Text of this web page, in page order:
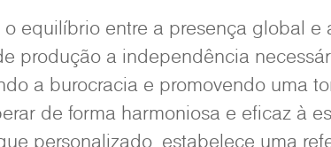
equilíbrio entre a presença global e
produção a independência
a burocracia e promovendo uma
de forma harmoniosa e eficaz à
personalizado, estabelece uma